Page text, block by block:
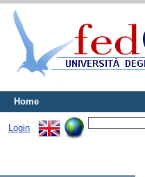
Home
Login